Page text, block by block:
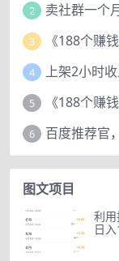
2 卖社群一个
3
4
5
6 百度推荐官
图文项目
利用
日